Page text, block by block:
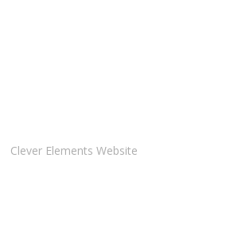
Clever Elements Website